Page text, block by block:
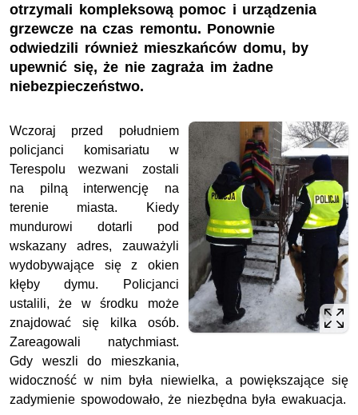
otrzymali kompleksową pomoc i urządzenia
grzewcze na czas remontu. Ponownie
odwiedzili również mieszkańców domu, by
upewnić się, że nie zagraża im żadne
niebezpieczeństwo.
Wczoraj przed południem
policjanci komisariatu w
Terespolu wezwani zostali
na pilną interwencję na
terenie miasta. Kiedy
mundurowi dotarli pod
wskazany adres, zauważyli
wydobywające się z okien
kłęby dymu. Policjanci
ustalili, że w środku może
znajdować się kilka osób.
Zareagowali natychmiast.
Gdy weszli do mieszkania,
widoczność w nim była niewielka, a powiększające się
zadymienie spowodowało, że niezbędna była ewakuacja.